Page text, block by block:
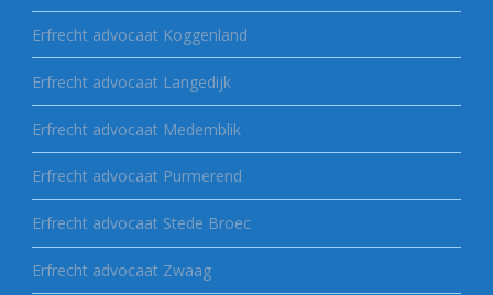
Erfrecht advocaat Koggenland
Erfrecht advocaat Langedijk
Erfrecht advocaat Medemblik
Erfrecht advocaat Purmerend
Erfrecht advocaat Stede Broec
Erfrecht advocaat Zwaag